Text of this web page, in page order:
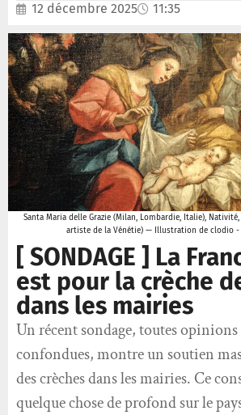
12 décembre 2025 11:35
Santa Maria delle Grazie (Milan, Lombardie, Italie),
artiste de la Vénétie) — Illustration de clodio -
[ SONDAGE ] La
est pour la crèche
dans les mairies
Un récent sondage, toutes
confondues, montre un soutien
des crèches dans les mairies. Ce
quelque chose de profond sur le